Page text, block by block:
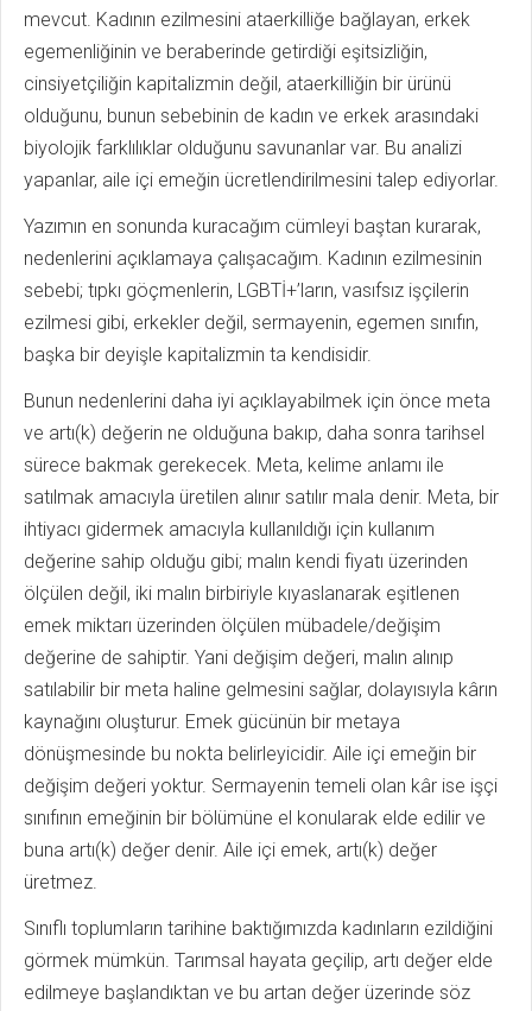
mevcut. Kadının ezilmesini ataerkilliğe bağlayan, erkek
egemenliğinin ve beraberinde getirdiği eşitsizliğin,
cinsiyetçiliğin kapitalizmin değil, ataerkilliğin bir ürünü
olduğunu, bunun sebebinin de kadın ve erkek arasındaki
biyolojik farklılıklar olduğunu savunanlar var. Bu analizi
yapanlar, aile içi emeğin ücretlendirilmesini talep ediyorlar.
Yazımın en sonunda kuracağım cümleyi baştan kurarak,
nedenlerini açıklamaya çalışacağım. Kadının ezilmesinin
sebebi; tıpkı göçmenlerin, LGBTİ+’ların, vasıfsız işçilerin
ezilmesi gibi, erkekler değil, sermayenin, egemen sınıfın,
başka bir deyişle kapitalizmin ta kendisidir.
Bunun nedenlerini daha iyi açıklayabilmek için önce meta
ve artı(k) değerin ne olduğuna bakıp, daha sonra tarihsel
sürece bakmak gerekecek. Meta, kelime anlamı ile
satılmak amacıyla üretilen alınır satılır mala denir. Meta, bir
ihtiyacı gidermek amacıyla kullanıldığı için kullanım
değerine sahip olduğu gibi; malın kendi fiyatı üzerinden
ölçülen değil, iki malın birbiriyle kıyaslanarak eşitlenen
emek miktarı üzerinden ölçülen mübadele/değişim
değerine de sahiptir. Yani değişim değeri, malın alınıp
satılabilir bir meta haline gelmesini sağlar, dolayısıyla kârın
kaynağını oluşturur. Emek gücünün bir metaya
dönüşmesinde bu nokta belirleyicidir. Aile içi emeğin bir
değişim değeri yoktur. Sermayenin temeli olan kâr ise işçi
sınıfının emeğinin bir bölümüne el konularak elde edilir ve
buna artı(k) değer denir. Aile içi emek, artı(k) değer
üretmez.
Sınıflı toplumların tarihine baktığımızda kadınların ezildiğini
görmek mümkün. Tarımsal hayata geçilip, artı değer elde
edilmeye başlandıktan ve bu artan değer üzerinde söz